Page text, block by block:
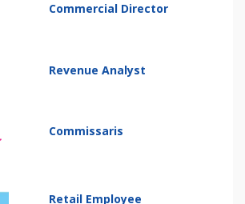
Commercial Director
Revenue Analyst
Commissaris
Retail Employee